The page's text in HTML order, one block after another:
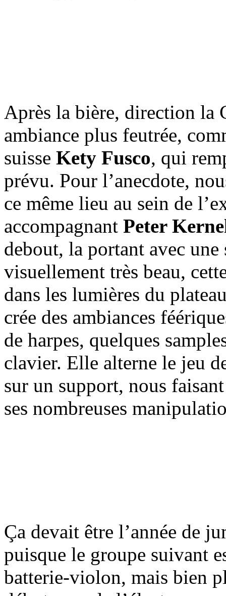
Après la bière, direction la
ambiance plus feutrée,
suisse Kety Fusco, qui
prévu. Pour l’anecdote,
ce même lieu au sein de
accompagnant Peter
debout, la portant avec une
visuellement très beau,
dans les lumières du
crée des ambiances
de harpes, quelques
clavier. Elle alterne le jeu
sur un support, nous
ses nombreuses
Ça devait être l’année de
puisque le groupe suivant
batterie-violon, mais bien